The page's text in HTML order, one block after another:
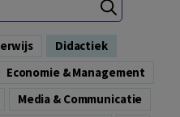
Didactiek
Economie & Management
Media & Communicatie